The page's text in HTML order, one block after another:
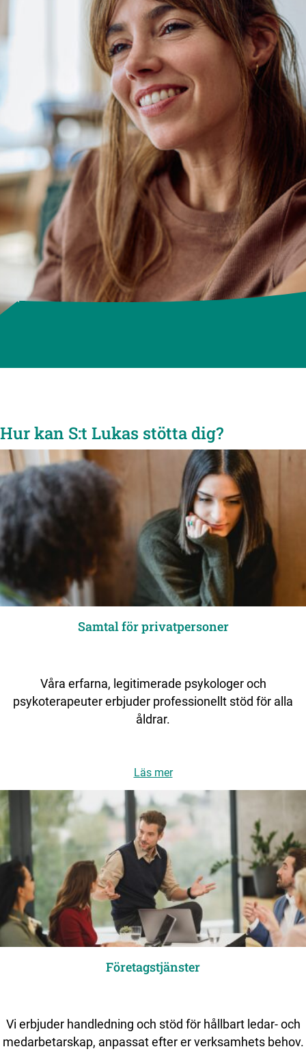
Hur kan S:t Lukas stötta dig?
Samtal för privatpersoner
Våra erfarna, legitimerade psykologer och
psykoterapeuter erbjuder professionellt stöd för alla
åldrar.
Läs mer
Företagstjänster
Vi erbjuder handledning och stöd för hållbart ledar- och
medarbetarskap, anpassat efter er verksamhets behov.